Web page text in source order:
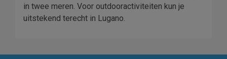
in twee meren. Voor outdooractiviteiten kun je
uitstekend terecht in Lugano.